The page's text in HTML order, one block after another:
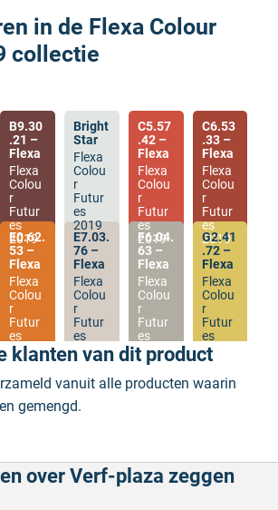
in de Flexa Colour
collectie
B9.30
.21 –
Flexa
Flexa
Colou
r
Futur
es
2019
Bright
Star
Flexa
Colou
r
Futur
es
2019
C5.57
.42 –
Flexa
Flexa
Colou
r
Futur
es
2019
C6.53
.33 –
Flexa
Flexa
Colou
r
Futur
es
2019
E0.62.
53 –
Flexa
Flexa
Colou
r
Futur
es
2019
E7.03.
76 –
Flexa
Flexa
Colou
r
Futur
es
2019
F6.04.
63 –
Flexa
Flexa
Colou
r
Futur
es
2019
G2.41
.72 –
Flexa
Flexa
Colou
r
Futur
es
2019
klanten van dit product
vanuit alle producten waarin
gemengd.
over Verf-plaza zeggen